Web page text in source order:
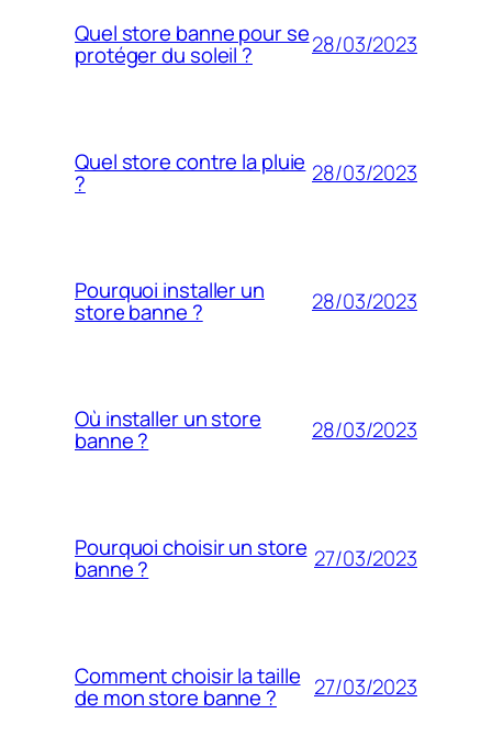
Quel store banne pour se
protéger du soleil ? 28/03/2023
Quel store contre la pluie
? 28/03/2023
Pourquoi installer un
store banne ? 28/03/2023
Où installer un store
banne ? 28/03/2023
Pourquoi choisir un store
banne ? 27/03/2023
Comment choisir la taille
de mon store banne ? 27/03/2023